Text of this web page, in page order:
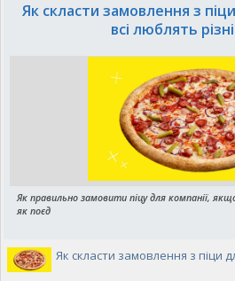
Як скласти замовлення з
всі люблять
Як правильно замовити піцу для компанії,
як поєд
Як скласти замовлення з піци